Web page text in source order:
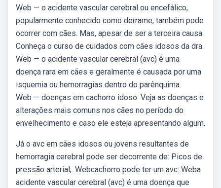
Web — o acidente vascular cerebral ou encefálico,
popularmente conhecido como derrame, também pode
ocorrer com cães. Mas, apesar de ser a terceira causa.
Conheça o curso de cuidados com cães idosos da dra.
Web — o acidente vascular cerebral (avc) é uma
doença rara em cães e geralmente é causada por uma
isquemia ou hemorragias dentro do parênquima.
Web — doenças em cachorro idoso. Veja as doenças e
alterações mais comuns nos cães no período do
envelhecimento e caso ele esteja apresentando algum.
Já o avc em cães idosos ou jovens resultantes de
hemorragia cerebral pode ser decorrente de: Picos de
pressão arterial;. Webcachorro pode ter um avc: Weba
acidente vascular cerebral (avc) é uma doença que